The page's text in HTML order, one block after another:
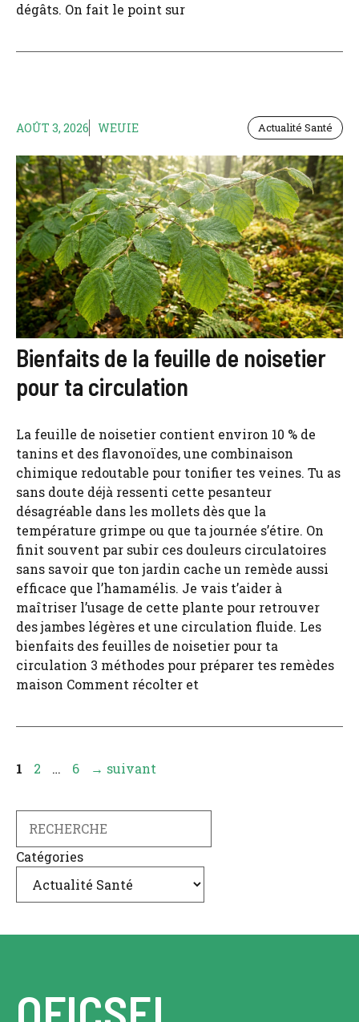
dégâts. On fait le point sur
AOÛT 3, 2026 WEUIE Actualité Santé
Bienfaits de la feuille de noisetier
pour ta circulation
La feuille de noisetier contient environ 10 % de
tanins et des flavonoïdes, une combinaison
chimique redoutable pour tonifier tes veines. Tu as
sans doute déjà ressenti cette pesanteur
désagréable dans les mollets dès que la
température grimpe ou que ta journée s’étire. On
finit souvent par subir ces douleurs circulatoires
sans savoir que ton jardin cache un remède aussi
efficace que l’hamamélis. Je vais t’aider à
maîtriser l’usage de cette plante pour retrouver
des jambes légères et une circulation fluide. Les
bienfaits des feuilles de noisetier pour ta
circulation 3 méthodes pour préparer tes remèdes
maison Comment récolter et
Page
1 Page
2 … Page
6 → suivant
Catégories